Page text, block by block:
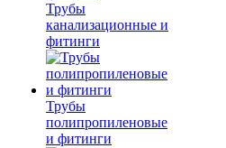
Трубы
канализационные и
фитинги
Трубы
полипропиленовые
и фитинги